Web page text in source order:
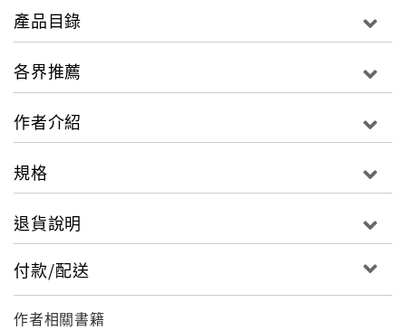
人生就是這樣，一定要從改變自己做起，只有能量變好
才能吸引正能量。我相信只要把自己清理好，幸福的能
‧生命是一場「發現之旅」─發現感動、實現夢想。
度。
‧每個人都能透過學習，「重新生下自己」！
‧在生命的順境、逆境、雜境中體悟人生，因為這是一個
你接受了它，它就會讓你成長的世界。
‧「慢」是一種很好的節奏，「慢」才能有深刻的體會。
產品目錄
各界推薦
作者介紹
規格
退貨說明
付款/配送
作者相關書籍